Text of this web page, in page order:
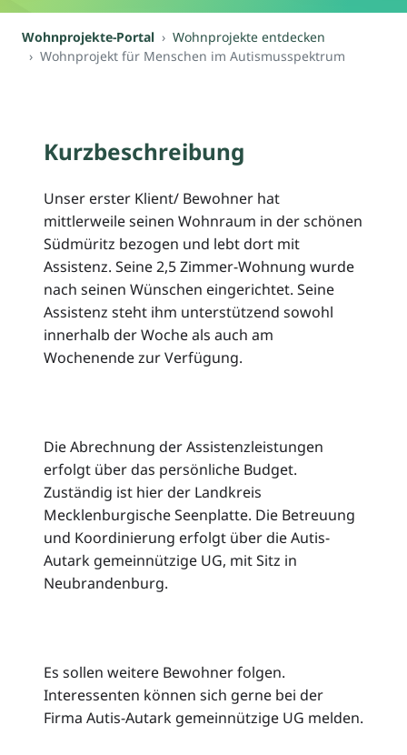
Wohnprojekte-Portal
Wohnprojekte entdecken
Wohnprojekt für Menschen im Autismusspektrum
Kurzbeschreibung
Unser erster Klient/ Bewohner hat
mittlerweile seinen Wohnraum in der schönen
Südmüritz bezogen und lebt dort mit
Assistenz. Seine 2,5 Zimmer-Wohnung wurde
nach seinen Wünschen eingerichtet. Seine
Assistenz steht ihm unterstützend sowohl
innerhalb der Woche als auch am
Wochenende zur Verfügung.
Die Abrechnung der Assistenzleistungen
erfolgt über das persönliche Budget.
Zuständig ist hier der Landkreis
Mecklenburgische Seenplatte. Die Betreuung
und Koordinierung erfolgt über die Autis-
Autark gemeinnützige UG, mit Sitz in
Neubrandenburg.
Es sollen weitere Bewohner folgen.
Interessenten können sich gerne bei der
Firma Autis-Autark gemeinnützige UG melden.